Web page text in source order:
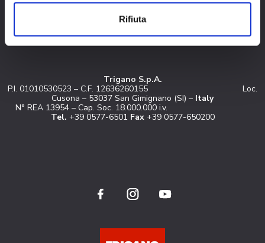
Rifiuta
Iscrizione newsletter
Concessionari Roller Team
Trigano S.p.A.
P.I. 01010530523 – C.F. 12636260155 Loc.
Cusona – 53037 San Gimignano (SI) – Italy
N° REA 13954 – Cap. Soc. 18.000.000 i.v.
Tel. +39 0577-6501 Fax+39 0577-650200